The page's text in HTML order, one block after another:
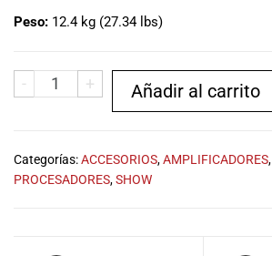
página web y
recibe tu
pedido en la
¡Descubre el
Peso: 12.4 kg (27.34 lbs)
- + Añadir al carrito
Categorías:ACCESORIOS,AMPLIFICADORES,
PROCESADORES,SHOW